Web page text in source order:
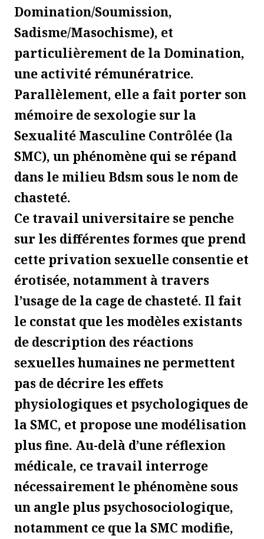
Domination/Soumission,
Sadisme/Masochisme), et
particulièrement de la Domination,
une activité rémunératrice.
Parallèlement, elle a fait porter son
mémoire de sexologie sur la
Sexualité Masculine Contrôlée (la
SMC), un phénomène qui se répand
dans le milieu Bdsm sous le nom de
chasteté.
Ce travail universitaire se penche
sur les différentes formes que prend
cette privation sexuelle consentie et
érotisée, notamment à travers
l’usage de la cage de chasteté. Il fait
le constat que les modèles existants
de description des réactions
sexuelles humaines ne permettent
pas de décrire les effets
physiologiques et psychologiques de
la SMC, et propose une modélisation
plus fine. Au-delà d’une réflexion
médicale, ce travail interroge
nécessairement le phénomène sous
un angle plus psychosociologique,
notamment ce que la SMC modifie,